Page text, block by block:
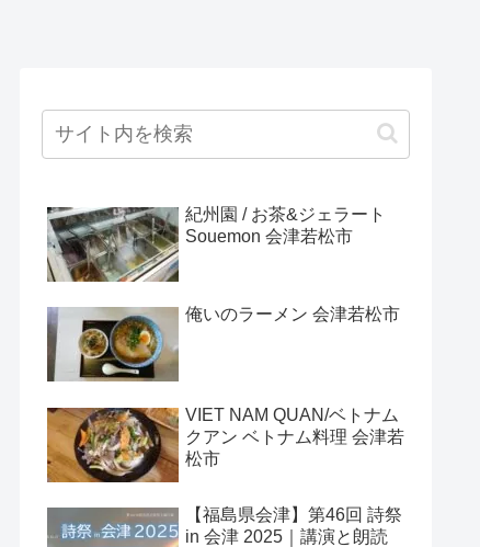
紀州園 / お茶&ジェラート
Souemon 会津若松市
俺いのラーメン 会津若松市
VIET NAM QUAN/ベトナム
クアン ベトナム料理 会津若
松市
【福島県会津】第46回 詩祭
in 会津 2025｜講演と朗読